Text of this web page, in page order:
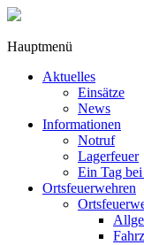
Hauptmenü
Aktuelles
Einsätze
News
Informationen
Notruf
Lagerfeuer
Ein Tag
Ortsfeuerwehren